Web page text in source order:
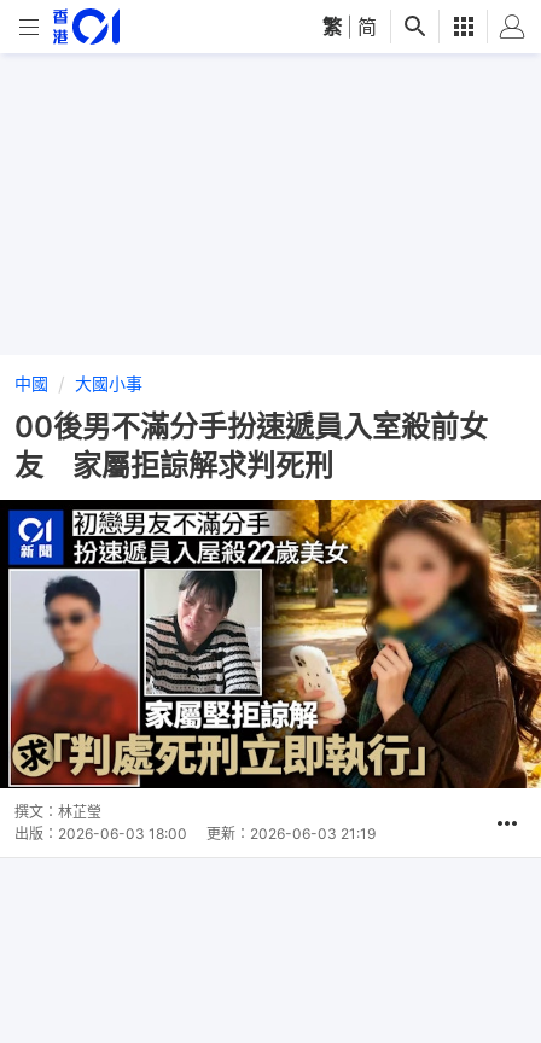
繁 简
中國 大國小事
00後男不滿分手扮速遞員入室殺前女
友 家屬拒諒解求判死刑
撰文： 林芷瑩
出版： 2026-06-03 18:00 更新： 2026-06-03 21:19